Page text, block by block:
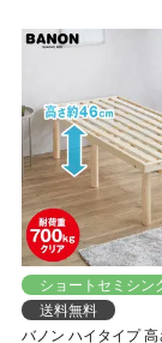
ショートセミシン
送料無料
バノン ハイタイプ 高